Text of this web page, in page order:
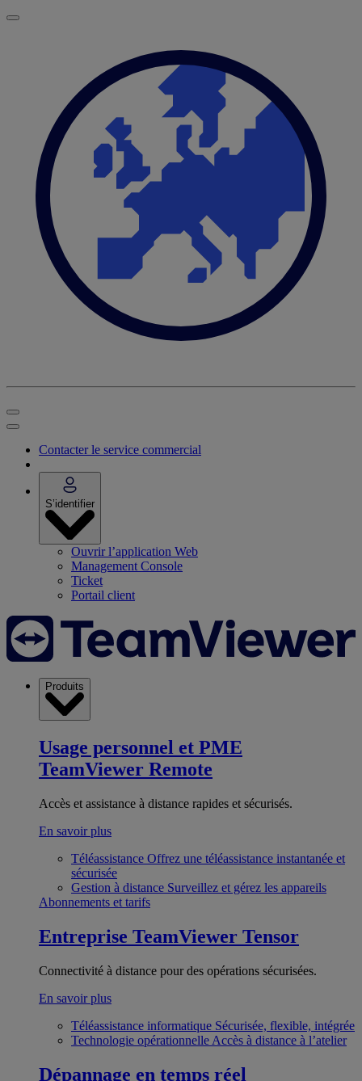
Contacter le service commercial
S’identifier
Ouvrir l’application Web
Management Console
Ticket
Portail client
Produits
Usage personnel et PME
TeamViewer Remote
Accès et assistance à distance rapides et sécurisés.
En savoir plus
Téléassistance Offrez une téléassistance instantanée et
sécurisée
Gestion à distance Surveillez et gérez les appareils
Abonnements et tarifs
Entreprise TeamViewer Tensor
Connectivité à distance pour des opérations sécurisées.
En savoir plus
Téléassistance informatique Sécurisée, flexible, intégrée
Technologie opérationnelle Accès à distance à l’atelier
Dépannage en temps réel